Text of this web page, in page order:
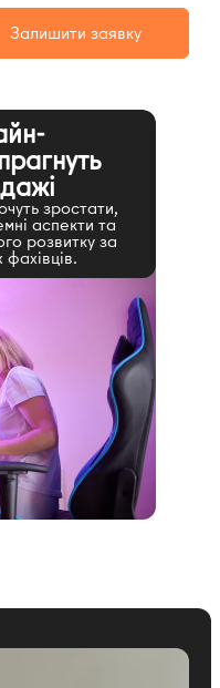
Залишити заявку
зростати,
аспекти та
розвитку за